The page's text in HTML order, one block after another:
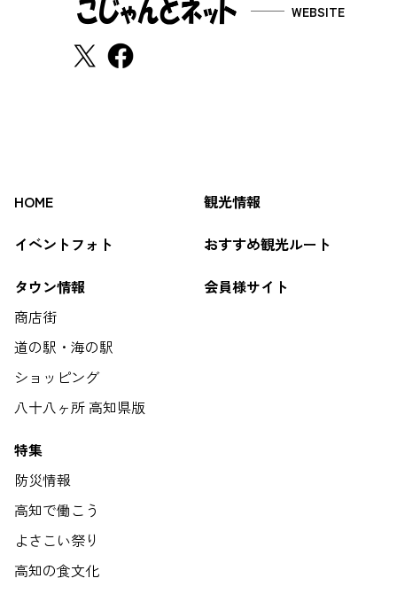
WEBSITE
HOME
観光情報
イベントフォト
おすすめ観光ルート
タウン情報
商店街
道の駅・海の駅
ショッピング
八十八ヶ所 高知県版
会員様サイト
特集
防災情報
高知で働こう
よさこい祭り
高知の食文化